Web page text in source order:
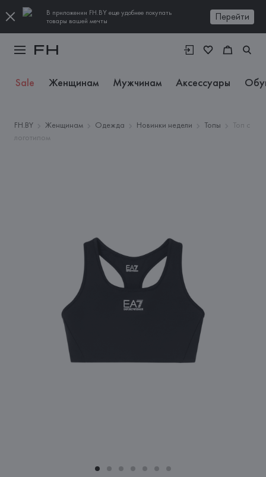
В приложении FH.BY еще удобнее покупать
товары вашей мечты
Перейти
Sale Женщинам Мужчинам Аксессуары
FH.BY Женщинам Одежда Новинки недели Топы
Топ с
логотипом